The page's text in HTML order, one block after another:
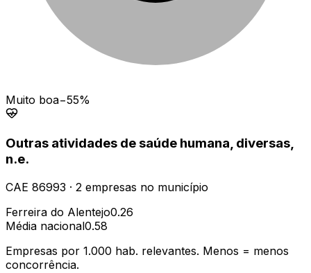
Muito boa−55%
Outras atividades de saúde humana, diversas,
n.e.
CAE 86993 · 2 empresas no município
Ferreira do Alentejo0.26
Média nacional0.58
Empresas por 1.000 hab. relevantes. Menos = menos
concorrência.